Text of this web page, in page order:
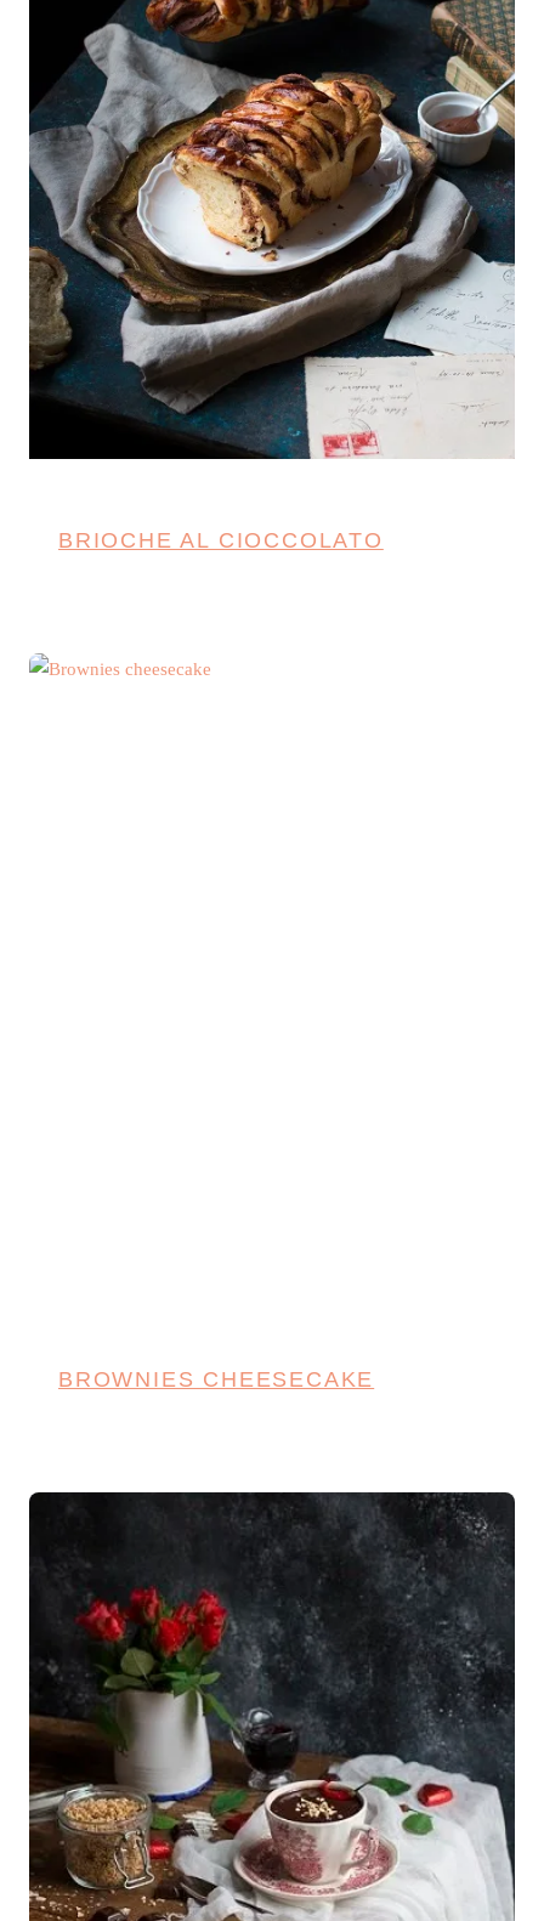
BRIOCHE AL CIOCCOLATO
BROWNIES CHEESECAKE